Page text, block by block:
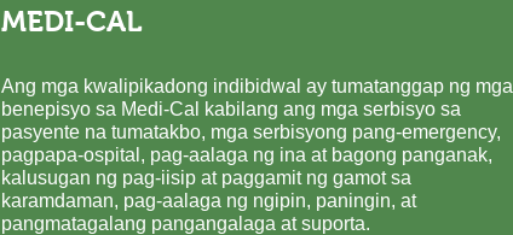
MEDI-CAL
Ang mga kwalipikadong indibidwal ay tumatanggap ng mga
benepisyo sa Medi-Cal kabilang ang mga serbisyo sa
pasyente na tumatakbo, mga serbisyong pang-emergency,
pagpapa-ospital, pag-aalaga ng ina at bagong panganak,
kalusugan ng pag-iisip at paggamit ng gamot sa
karamdaman, pag-aalaga ng ngipin, paningin, at
pangmatagalang pangangalaga at suporta.